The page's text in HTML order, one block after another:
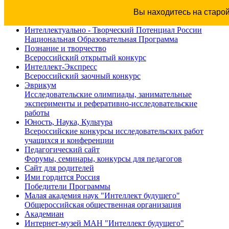
Вы находитесь на
Интеллектуально - Творческий Потенциал России
Национальная Образовательная Программа
Познание и творчество
Всероссийский открытый конкурс
Интеллект-Экспресс
Всероссийский заочный конкурс
Эврикум
Исследовательские олимпиады, занимательные
эксперименты и реферативно-исследовательские
работы
Юность, Наука, Культура
Всероссийские конкурсы исследовательских работ
учащихся и конференции
Педагогический сайт
Форумы, семинары, конкурсы для педагогов
Сайт для родителей
Ими гордится Россия
Победители Программы
Малая академия наук "Интеллект будущего"
Общероссийская общественная организация
Академиан
Интернет-музей МАН "Интеллект будущего"